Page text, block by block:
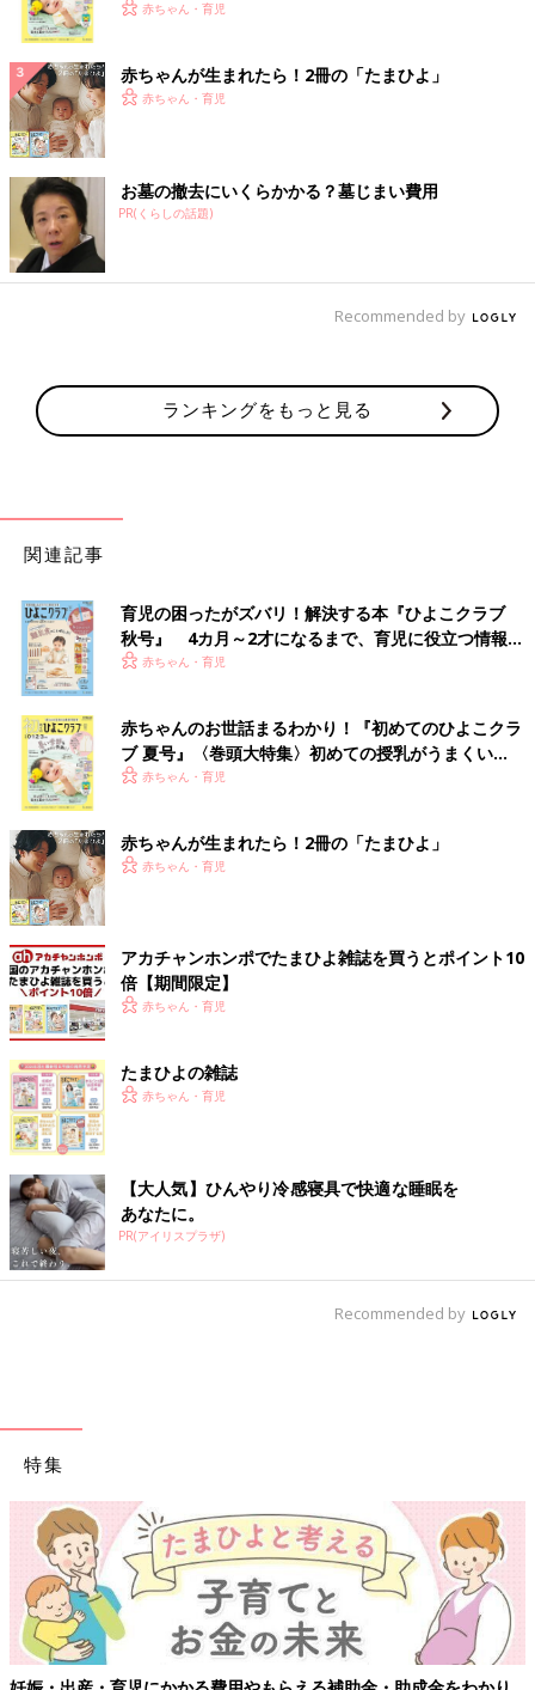
く！ おっぱい・ミルクの基本と夏のトラブル 解決テ
赤ちゃん・育児
赤ちゃんが生まれたら！2冊の「たまひよ」
赤ちゃん・育児
お墓の撤去にいくらかかる？墓じまい費用
PR(くらしの話題)
Recommended by
ランキングをもっと見る
関連記事
育児の困ったがズバリ！解決する本『ひよこクラブ
秋号』 4カ月～2才になるまで、育児に役立つ情報が
いっぱい！
赤ちゃん・育児
赤ちゃんのお世話まるわかり！『初めてのひよこクラ
ブ 夏号』〈巻頭大特集〉初めての授乳がうまくい
く！ おっぱい・ミルクの基本と夏のトラブル 解決テ
赤ちゃん・育児
赤ちゃんが生まれたら！2冊の「たまひよ」
赤ちゃん・育児
アカチャンホンポでたまひよ雑誌を買うとポイント10
倍【期間限定】
赤ちゃん・育児
たまひよの雑誌
赤ちゃん・育児
【大人気】ひんやり冷感寝具で快適な睡眠を
あなたに。
PR(アイリスプラザ)
Recommended by
特集